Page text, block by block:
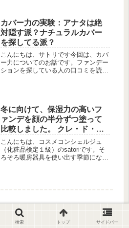
カバー力の実験：アナタは絶
対隠す派？ナチュラルカバー
を探してる派？
こんにちは、サトリです今回は、カバ
ー力についてのお話です。ファンデー
ションを探している人の口コミを読ん
のです...
冬に向けて、保湿力の高いフ
ァンデを顔の半分ずつ塗って
比較しました。 クレ・ド・ポ
ー ボーテ タンクレームエク
ラとカバーマーク モイスチ
ュア ヴェール クリーミィ
こんにちは、コスメコンシェルジュ
（化粧品検定１級）のsatoriです。そ
ろそろ暖房器具を使い出す季節になっ
検索 トップ サイドバー